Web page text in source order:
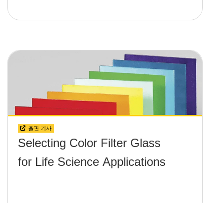
출판 기사
Selecting Color Filter Glass
for Life Science Applications